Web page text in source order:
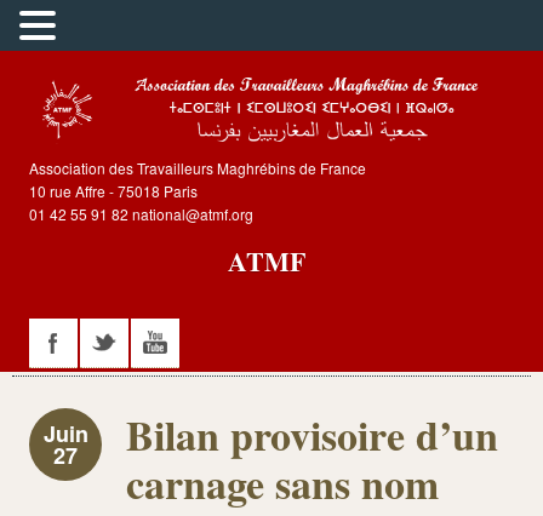
Association des Travailleurs Maghrébins de France
10 rue Affre - 75018 Paris
01 42 55 91 82 national@atmf.org
ATMF
Juin
27
Bilan provisoire d’un
carnage sans nom